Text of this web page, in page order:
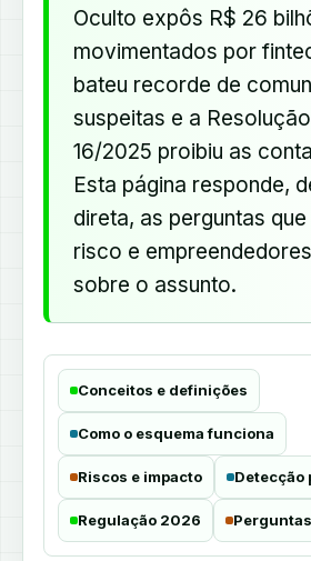
Oculto expôs R$ 26
movimentados por
bateu recorde de
suspeitas e a
16/2025 proibiu as
Esta página responde,
direta, as perguntas
risco e
sobre o assunto.
Conceitos e definições
Como o esquema funciona
Riscos e impacto Detecção
Regulação 2026